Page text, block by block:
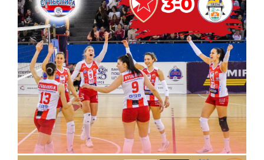
КОНТАКТ